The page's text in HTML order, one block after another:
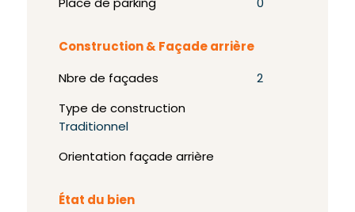
Place de parking 0
Construction & Façade arrière
Nbre de façades 2
Type de construction
Traditionnel
Orientation façade arrière
État du bien